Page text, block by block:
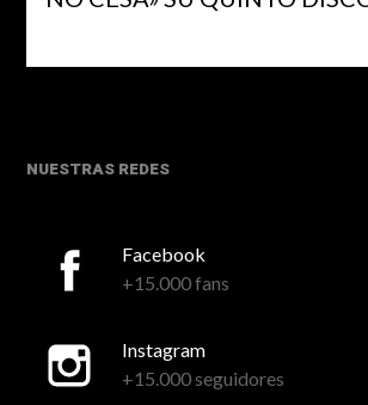
NUESTRAS REDES
Facebook
+15.000 fans
Instagram
+15.000 seguidores